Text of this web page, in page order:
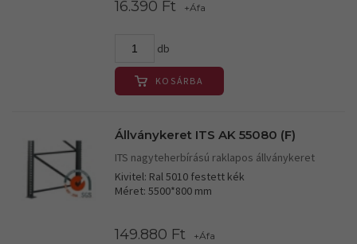
16.390 Ft +Áfa
db
KOSÁRBA
Állványkeret ITS AK 55080 (F)
ITS nagyteherbírású raklapos állványkeret
Kivitel: Ral 5010 festett kék
Méret: 5500*800 mm
149.880 Ft +Áfa